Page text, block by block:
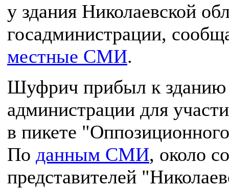
у здания Николаевской
госадминистрации,
местные СМИ.
Шуфрич прибыл к зданию
администрации для
в пикете
По данным СМИ, около
представителей